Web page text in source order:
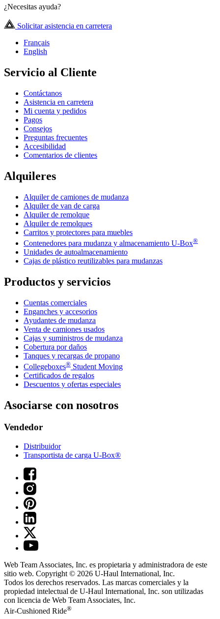
¿Necesitas ayuda?
Solicitar asistencia en carretera
Français
English
Servicio al Cliente
Contáctanos
Asistencia en carretera
Mi cuenta y pedidos
Pagos
Consejos
Preguntas frecuentes
Accesibilidad
Comentarios de clientes
Alquileres
Alquiler de camiones de mudanza
Alquiler de van de carga
Alquiler de remolque
Alquiler de remolques
Carritos y protectores para muebles
Contenedores para mudanza y almacenamiento U-Box®
Unidades de autoalmacenamiento
Cajas de plástico reutilizables para mudanzas
Productos y servicios
Cuentas comerciales
Enganches y accesorios
Ayudantes de mudanza
Venta de camiones usados
Cajas y suministros de mudanza
Cobertura por daños
Tanques y recargas de propano
Collegeboxes® Student Moving
Certificados de regalos
Descuentos y ofertas especiales
Asociarse con nosotros
Vendedor
Distribuidor
Transportista de carga U-Box®
Web Team Associates, Inc. es propietaria y administradora de este
sitio web. Copyright © 2026 U-Haul International, Inc.
Todos los derechos reservados. Las marcas comerciales y la
propiedad intelectual de U-Haul International, Inc. son utilizadas
con licencia de Web Team Associates, Inc.
Air-Cushioned Ride®